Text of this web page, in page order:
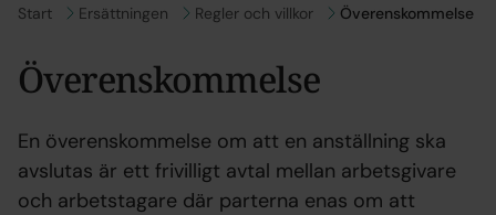
Gå till
Start Gå till
Ersättningen Gå till
Regler och villkor Överenskommelse
Överenskommelse
En överenskommelse om att en anställning ska
avslutas är ett frivilligt avtal mellan arbetsgivare
och arbetstagare där parterna enas om att